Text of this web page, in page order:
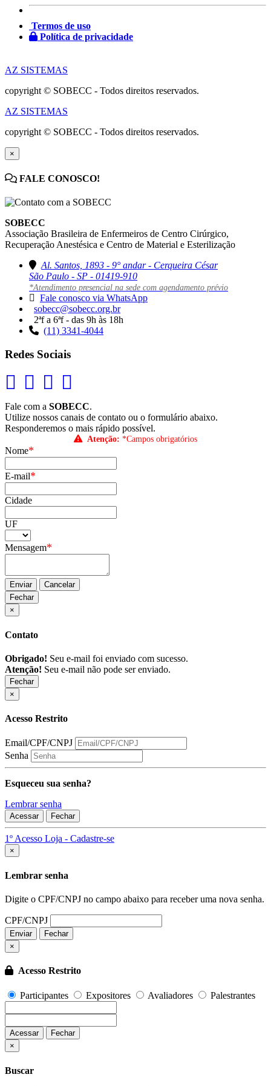
Termos de uso
Política de privacidade
AZ SISTEMAS
copyright © SOBECC - Todos direitos reservados.
AZ SISTEMAS
copyright © SOBECC - Todos direitos reservados.
×
FALE CONOSCO!
SOBECC
Associação Brasileira de Enfermeiros de Centro Cirúrgico,
Recuperação Anestésica e Centro de Material e Esterilização
Al. Santos, 1893 - 9° andar - Cerqueira César
São Paulo - SP - 01419-910
*Atendimento presencial na sede com agendamento prévio
Fale conosco via WhatsApp
sobecc@sobecc.org.br
2ªf a 6ªf - das 9h às 18h
(11) 3341-4044
Redes Sociais
Fale com a SOBECC.
Utilize nossos canais de contato ou o formulário abaixo.
Responderemos o mais rápido possível.
Atenção: *Campos obrigatórios
Nome*
E-mail*
Cidade
UF
Mensagem*
Enviar
Cancelar
Fechar
×
Contato
Obrigado! Seu e-mail foi enviado com sucesso.
Atenção! Seu e-mail não pode ser enviado.
Fechar
×
Acesso Restrito
Email/CPF/CNPJ
Senha
Esqueceu sua senha?
Lembrar senha
Acessar Fechar
1º Acesso Loja - Cadastre-se
×
Lembrar senha
Digite o CPF/CNPJ no campo abaixo para receber uma nova senha.
CPF/CNPJ
Enviar
Fechar
×
Acesso Restrito
Participantes Expositores Avaliadores Palestrantes
Acessar
Fechar
×
Buscar